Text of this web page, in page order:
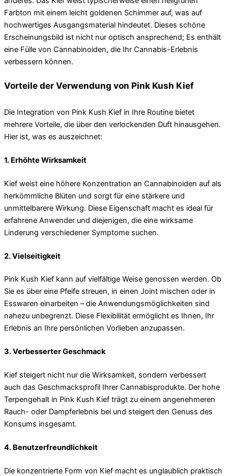
Farbton mit einem leicht goldenen Schimmer auf, was auf
hochwertiges Ausgangsmaterial hindeutet. Dieses schöne
Erscheinungsbild ist nicht nur optisch ansprechend; Es enthält
eine Fülle von Cannabinoiden, die Ihr Cannabis-Erlebnis
verbessern können.
Vorteile der Verwendung von Pink Kush Kief
Die Integration von Pink Kush Kief in Ihre Routine bietet
mehrere Vorteile, die über den verlockenden Duft hinausgehen.
Hier ist, was es auszeichnet:
1. Erhöhte Wirksamkeit
Kief weist eine höhere Konzentration an Cannabinoiden auf als
herkömmliche Blüten und sorgt für eine stärkere und
unmittelbarere Wirkung. Diese Eigenschaft macht es ideal für
erfahrene Anwender und diejenigen, die eine wirksame
Linderung verschiedener Symptome suchen.
2. Vielseitigkeit
Pink Kush Kief kann auf vielfältige Weise genossen werden. Ob
Sie es über eine Pfeife streuen, in einen Joint mischen oder in
Esswaren einarbeiten – die Anwendungsmöglichkeiten sind
nahezu unbegrenzt. Diese Flexibilität ermöglicht es Ihnen, Ihr
Erlebnis an Ihre persönlichen Vorlieben anzupassen.
3. Verbesserter Geschmack
Kief steigert nicht nur die Wirksamkeit, sondern verbessert
auch das Geschmacksprofil Ihrer Cannabisprodukte. Der hohe
Terpengehalt in Pink Kush Kief trägt zu einem angenehmeren
Rauch- oder Dampferlebnis bei und steigert den Genuss des
Konsums insgesamt.
4. Benutzerfreundlichkeit
Die konzentrierte Form von Kief macht es unglaublich praktisch